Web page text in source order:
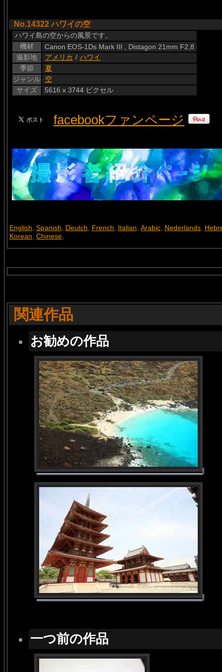
No.14322 ハワイの空
ハワイ島の空からの風景です。
機材
Canon EOS-1Ds Mark III , Distagon 21mm F2,8
撮影地
アメリカ / ハワイ
季節
夏
ジャンル
空
サイズ
5616 x 3744 ピクセル
facebookファンページ
English, Spanish, Deutch, French, Italian, Arabic, Nederlands,
Korean, Chinese,
関連作品
お勧めの作品
一つ前の作品